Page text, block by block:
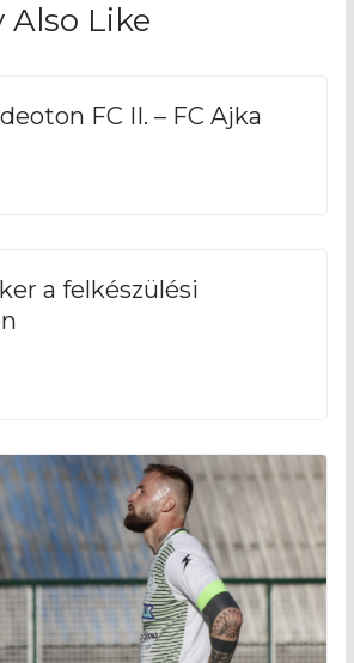
Also Like
FC II. – FC Ajka
a felkészülési